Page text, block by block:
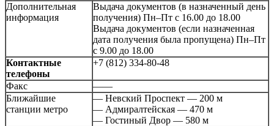
Дополнительная
информация
Выдача документов (в назначенный день
получения) Пн–Пт с 16.00 до 18.00
Выдача документов (если назначенная
дата получения была пропущена) Пн–Пт
с 9.00 до 18.00
Контактные
телефоны
+7 (812) 334-80-48
Факс
——
Ближайшие
станции метро
— Невский Проспект — 200 м
— Адмиралтейская — 470 м
— Гостиный Двор — 580 м